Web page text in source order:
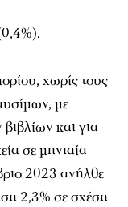
χωρίς τους
με
και για
σε μηνιαία
2023 ανήλθε
2,3% σε σχέση